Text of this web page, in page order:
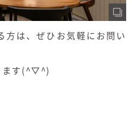
方は、ぜひお気軽にお問い
ます(^▽^)